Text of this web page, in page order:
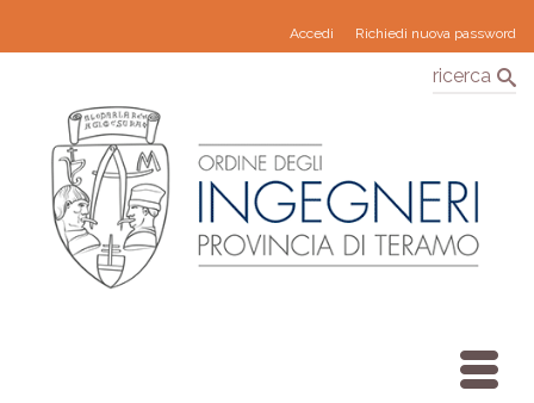
Accedi Richiedi nuova password
ricerca